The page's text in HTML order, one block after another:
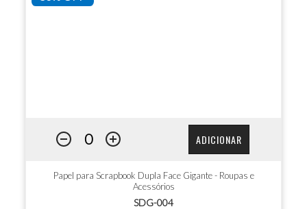
ADICIONAR
Papel para Scrapbook Dupla Face Gigante - Roupas e
Acessórios
SDG-004